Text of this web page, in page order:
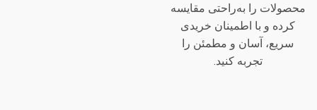
محصولات را به‌راحتی مقایسه
کرده و با اطمینان خریدی
سریع، آسان و مطمئن را
تجربه کنید.